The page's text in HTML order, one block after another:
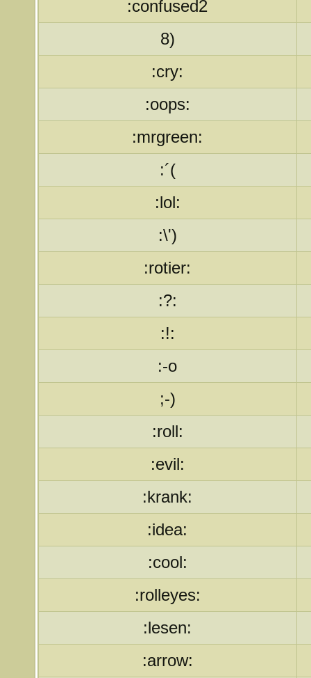
:confused2
8)
:cry:
:oops:
:mrgreen:
:´(
:lol:
:\')
:rotier:
:?:
:!:
:-o
;-)
:roll:
:evil:
:krank:
:idea:
:cool:
:rolleyes:
:lesen:
:arrow: